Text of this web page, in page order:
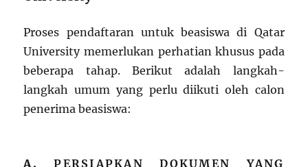
Proses pendaftaran untuk beasiswa di Qatar
University memerlukan perhatian khusus pada
beberapa tahap. Berikut adalah langkah-
langkah umum yang perlu diikuti oleh calon
penerima beasiswa:
A.PERSIAPKAN DOKUMEN YANG